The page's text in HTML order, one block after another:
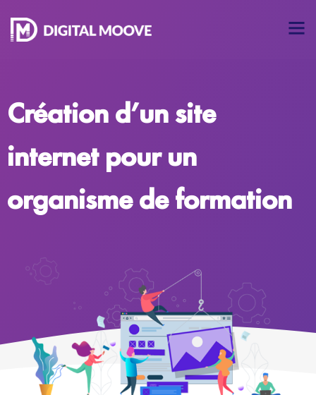
Création d’un site
internet pour un
organisme de formation